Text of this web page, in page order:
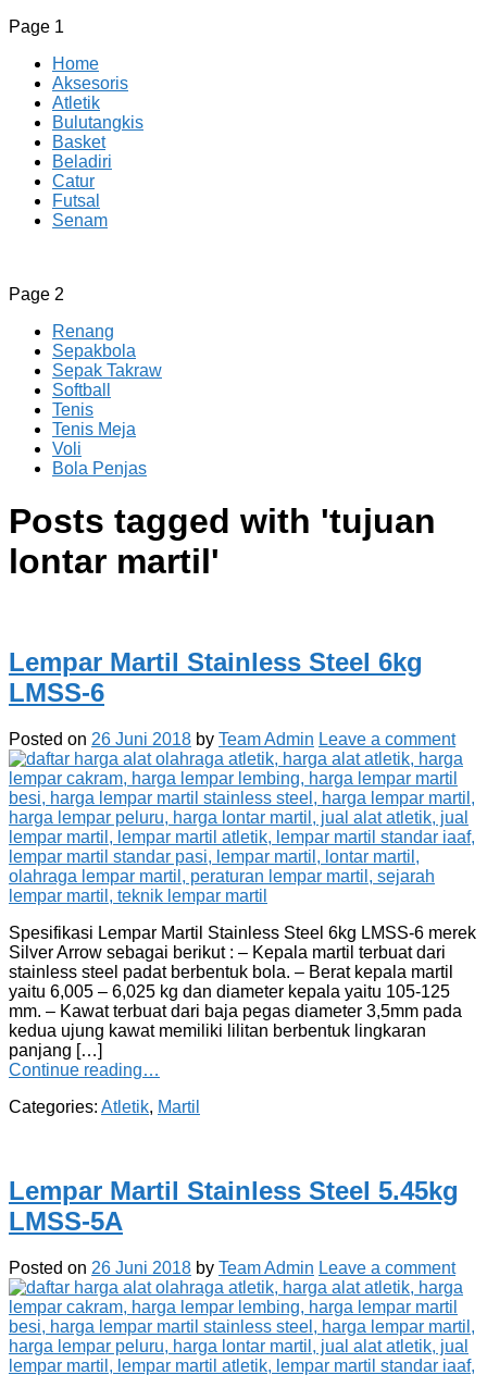
Page 1
Home
Aksesoris
Atletik
Bulutangkis
Basket
Beladiri
Catur
Futsal
Senam
CV JAYA BERSAMA Co Id
Menyediakan Semua Perlengkapan Olahraga Yang
Page 2
Renang
Sepakbola
Sepak Takraw
Softball
Tenis
Tenis Meja
Voli
Bola Penjas
Posts tagged with 'tujuan
lontar martil'
Lempar Martil Stainless Steel 6kg
LMSS-6
Posted on 26 Juni 2018 by Team Admin Leave a comment
Spesifikasi Lempar Martil Stainless Steel 6kg LMSS-6 merek
Silver Arrow sebagai berikut : – Kepala martil terbuat dari
stainless steel padat berbentuk bola. – Berat kepala martil
yaitu 6,005 – 6,025 kg dan diameter kepala yaitu 105-125
mm. – Kawat terbuat dari baja pegas diameter 3,5mm pada
kedua ujung kawat memiliki lilitan berbentuk lingkaran
panjang […]
Continue reading…
Categories: Atletik, Martil
Lempar Martil Stainless Steel 5.45kg
LMSS-5A
Posted on 26 Juni 2018 by Team Admin Leave a comment